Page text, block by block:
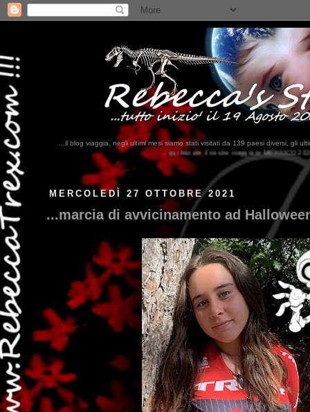
...il blog viaggia, negli ultimi mesi siamo stati visitati da 139 paesi diversi, gli
...qui trovate il nostro viaggio in MESSICO 2023...clikka qui !!!
MERCOLEDÌ 27 OTTOBRE 2021
...marcia di avvicinamento ad